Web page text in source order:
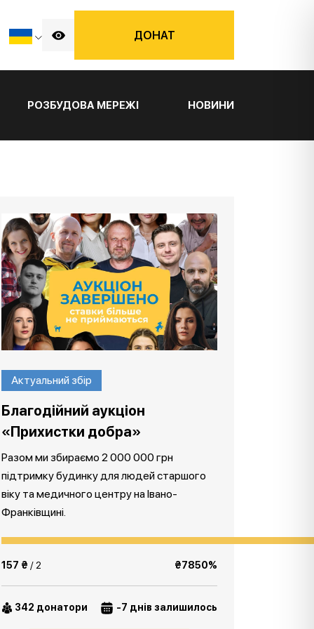
ДОНАТ
РОЗБУДОВА МЕРЕЖІ НОВИНИ
Актуальний збір
Благодійний аукціон
«Прихистки добра»
Разом ми збираємо 2 000 000 грн
підтримку будинку для людей старшого
віку та медичного центру на Івано-
Франківщині.
157 ₴ / 2 ₴7850%
342 донатори -7 днів залишилось